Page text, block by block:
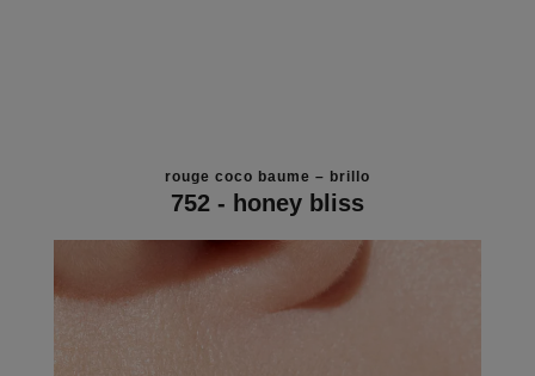
rouge coco baume – brillo
752 - honey bliss